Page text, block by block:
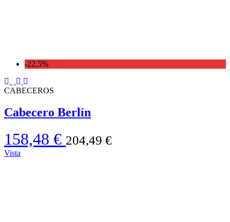
-22,5%
CABECEROS
Cabecero Berlín
158,48 € 204,49 €
Vista